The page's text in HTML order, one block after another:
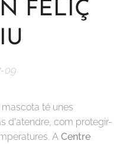
FELIÇ
09
té unes
d'atendre, com protegir-
A Centre